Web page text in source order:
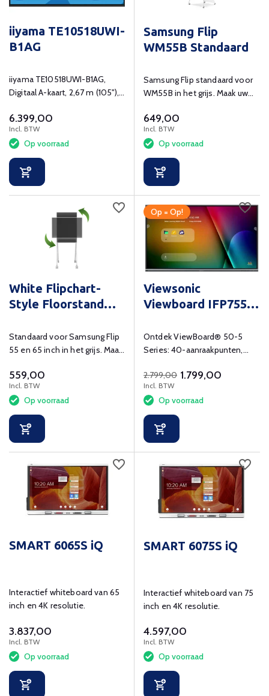
iiyama TE10518UWI-
B1AG
iiyama TE10518UWI-B1AG,
Digitaal A-kaart, 2,67 m (105"),
24/7
6.399,00
Incl. BTW
Op voorraad
Samsung Flip
WM55B Standaard
Samsung Flip standaard voor
WM55B in het grijs. Maak uw
649,00
Incl. BTW
Op voorraad
White Flipchart-
Style Floorstand
Standaard voor Samsung Flip
55 en 65 inch in het grijs. Maak
559,00
Incl. BTW
Op voorraad
Op = Op!
Viewsonic
Viewboard IFP7550-
Ontdek ViewBoard® 50-5
Series: 40-aanraakpunten,
draadloos delen, intuïtieve
bediening en Android 11 voor
efficiëntie en beveiliging. Til
jouw onderwijs naar nieuwe
hoogten!
2.799,00 1.799,00
Incl. BTW
Op voorraad
SMART 6065S iQ
Interactief whiteboard van 65
inch en 4K resolutie.
3.837,00
Incl. BTW
Op voorraad
SMART 6075S iQ
Interactief whiteboard van 75
inch en 4K resolutie.
4.597,00
Incl. BTW
Op voorraad